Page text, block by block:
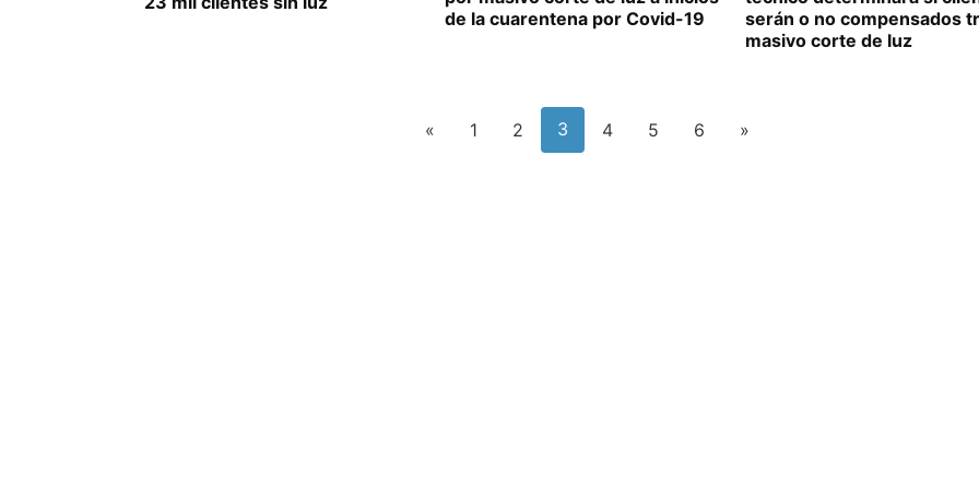
de la cuarentena por Covid-19
serán o no compensados
masivo corte de luz
« 1 2 3 4 5 6 »